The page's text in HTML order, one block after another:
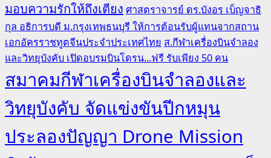
มอบความรักให้ถึงเตียง ศาสตราจารย์ ดร.บังอร เบ็ญจาธิ
กุล อธิการบดี ม.กรุงเทพธนบุรี ให้การต้อนรับผู้แทนจากสถาน
เอกอัครราชทูตจีนประจำประเทศไทย ส.กีฬาเครื่องบินจำลอง
และวิทยุบังคับ เปิดอบรมบินโดรน...ฟรี รับเพียง 50 คน
สมาคมกีฬาเครื่องบินจำลองและ
วิทยุบังคับ จัดแข่งขันปีกหมุน
ประลองปัญญา Drone Mission